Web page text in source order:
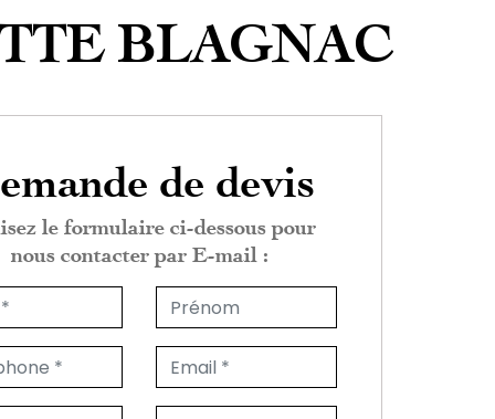
BLAGNAC
de devis
le formulaire ci-dessous pour
nous contacter par E-mail :